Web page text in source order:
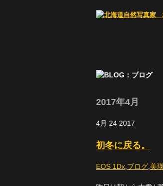
2017年4月
4月 24 2017
初冬に戻る。
EOS 1Dx ブログ 美